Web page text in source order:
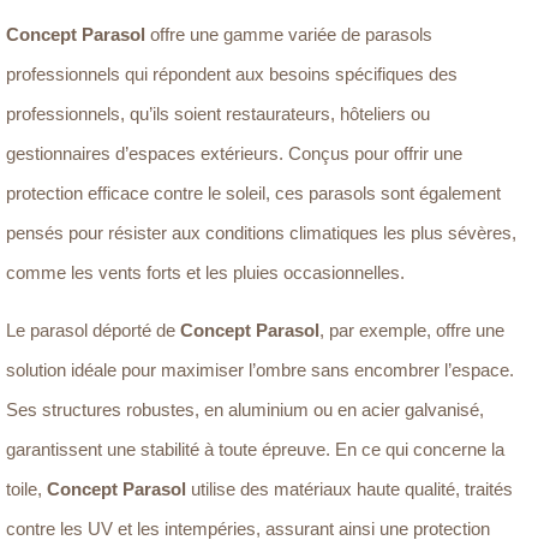
Concept Parasol offre une gamme variée de parasols
professionnels qui répondent aux besoins spécifiques des
professionnels, qu’ils soient restaurateurs, hôteliers ou
gestionnaires d’espaces extérieurs. Conçus pour offrir une
protection efficace contre le soleil, ces parasols sont également
pensés pour résister aux conditions climatiques les plus sévères,
comme les vents forts et les pluies occasionnelles.
Le parasol déporté de Concept Parasol, par exemple, offre une
solution idéale pour maximiser l’ombre sans encombrer l’espace.
Ses structures robustes, en aluminium ou en acier galvanisé,
garantissent une stabilité à toute épreuve. En ce qui concerne la
toile, Concept Parasol utilise des matériaux haute qualité, traités
contre les UV et les intempéries, assurant ainsi une protection